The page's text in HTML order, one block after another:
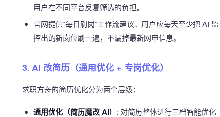
用户在不同平台反复筛选的负担。
官网提供“每日刷岗”工作流建议：用户应每天至少把 AI 监
控出的新岗位刷一遍，不漏掉最新网申信息。
3. AI 改简历（通用优化 + 专岗优化）
求职方舟的简历优化分为两个层级：
通用优化（简历魔改 AI） : 对简历整体进行三档智能优化